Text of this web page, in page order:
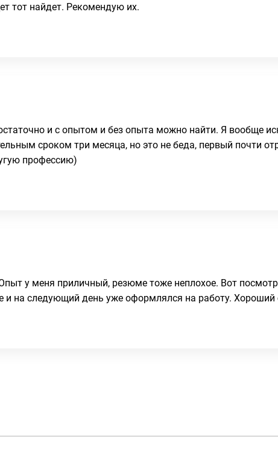
тот найдет. Рекомендую их.
и с опытом и без опыта можно найти. Я вообще
сроком три месяца, но это не беда, первый почти
профессию)
у меня приличный, резюме тоже неплохое. Вот
и на следующий день уже оформлялся на работу.